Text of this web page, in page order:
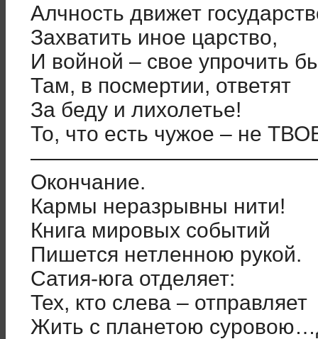
Алчность движет
Захватить иное царство,
И войной – свое упрочить
Там, в посмертии, ответят
За беду и лихолетье!
То, что есть чужое – не
Окончание.
Кармы неразрывны нити!
Книга мировых событий
Пишется нетленною рукой.
Сатия-юга отделяет:
Тех, кто слева – отправляет
Жить с планетою